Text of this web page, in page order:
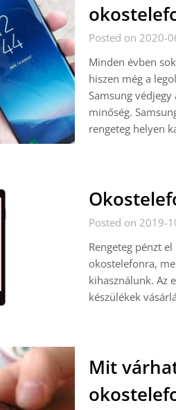
Posted on 2020-
Minden évben
hiszen még a
Samsung
minőség.
rengeteg helyen
Posted on 2019-
Rengeteg pénzt
okostelefonra,
kihasználunk. Az
készülékek
Mit